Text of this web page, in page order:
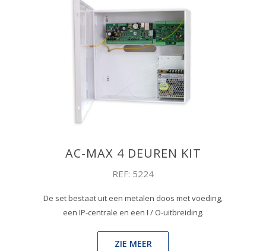
AC-MAX 4 DEUREN KIT
REF: 5224
De set bestaat uit een metalen doos met voeding,
een IP-centrale en een I / O-uitbreiding.
ZIE MEER